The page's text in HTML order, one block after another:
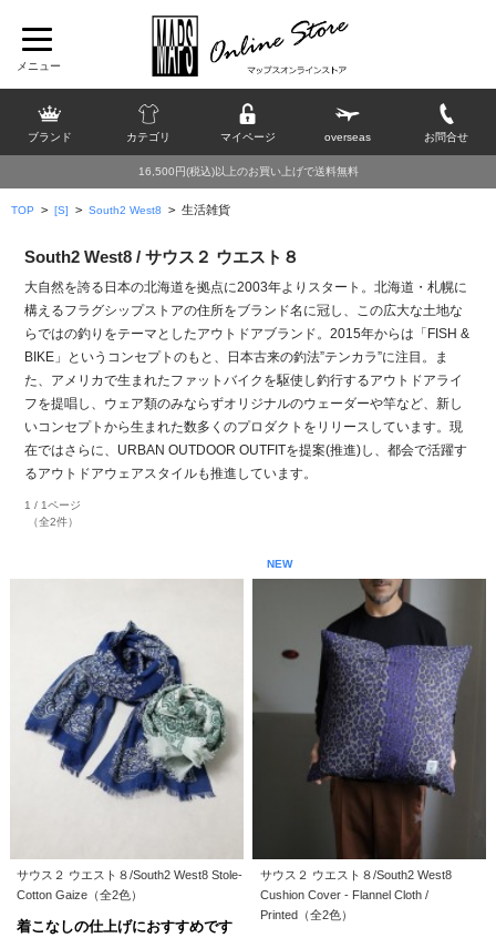
ブランド カテゴリ マイページ overseas お問合せ
16,500円(税込)以上のお買い上げで送料無料
TOP > [S] > South2 West8 > 生活雑貨
South2 West8 / サウス２ ウエスト８
大自然を誇る日本の北海道を拠点に2003年よりスタート。北海道・札幌に
構えるフラグシップストアの住所をブランド名に冠し、この広大な土地な
らではの釣りをテーマとしたアウトドアブランド。2015年からは「FISH &
BIKE」というコンセプトのもと、日本古来の釣法”テンカラ”に注目。ま
た、アメリカで生まれたファットバイクを駆使し釣行するアウトドアライ
フを提唱し、ウェア類のみならずオリジナルのウェーダーや竿など、新し
いコンセプトから生まれた数多くのプロダクトをリリースしています。現
在ではさらに、URBAN OUTDOOR OUTFITを提案(推進)し、都会で活躍す
るアウトドアウェアスタイルも推進しています。
1 / 1ページ
（全2件）
サウス２ ウエスト８/South2 West8 Stole-
Cotton Gaize（全2色）
着こなしの仕上げにおすすめです
NEW
サウス２ ウエスト８/South2 West8
Cushion Cover - Flannel Cloth /
Printed（全2色）